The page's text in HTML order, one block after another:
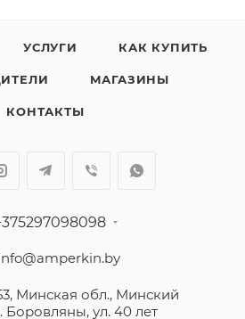
УСЛУГИ КАК КУПИТЬ
МАГАЗИНЫ
КОНТАКТЫ
Минская обл., Минский
Боровляны, ул. 40 лет